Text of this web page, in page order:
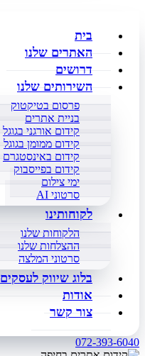
בית
האתרים שלנו
דרושים
השירותים שלנו
פרסום בטיקטוק
בניית אתרים
קידום אורגני בגוגל
קידום ממומן בגוגל
קידום באינסטגרם
קידום בפייסבוק
ימי צילום
סרטוני AI
לקוחותינו
הלקוחות שלנו
ההצלחות שלנו
סרטוני המלצה
בלוג שיווק לעסקים
אודות
צור קשר
072-393-6040